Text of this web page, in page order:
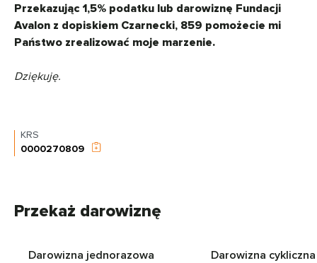
Przekazując 1,5% podatku lub darowiznę Fundacji
Avalon z dopiskiem Czarnecki, 859 pomożecie mi
Państwo zrealizować moje marzenie.
Dziękuję.
KRS
0000270809
Przekaż darowiznę
Darowizna jednorazowa Darowizna cykliczna